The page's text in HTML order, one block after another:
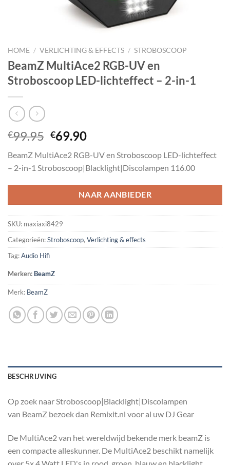
HOME / VERLICHTING & EFFECTS / STROBOSCOOP
BeamZ MultiAce2 RGB-UV en
Stroboscoop LED-lichteffect – 2-in-1
€99.95 Oorspronkelijke
was:
€99.95.
€69.90Huidige
is:
€69.90.
BeamZ MultiAce2 RGB-UV en Stroboscoop LED-lichteffect
– 2-in-1 Stroboscoop|Blacklight|Discolampen 116.00
NAAR AANBIEDER
SKU: maxiaxi8429
Categorieën:Stroboscoop, Verlichting & effects
Tag:Audio Hifi
Merken: BeamZ
Merk: BeamZ
BESCHRIJVING
Op zoek naar Stroboscoop|Blacklight|Discolampen
van BeamZ bezoek dan Remixit.nl voor al uw DJ Gear
De MultiAce2 van het wereldwijd bekende merk beamZ is
een compacte alleskunner. De MultiAce2 beschikt namelijk